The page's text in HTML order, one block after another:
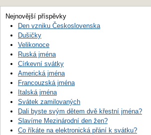
Nejnovější příspěvky
Den vzniku Československa
Dušičky
Velikonoce
Ruská jména
Církevní svátky
Americká jména
Francouzská jména
Italská jména
Svátek zamilovaných
Dali byste svým dětem dvě křestní jména?
Slavíme Mezinárodní den žen?
Co říkáte na elektronická přání k svátku?